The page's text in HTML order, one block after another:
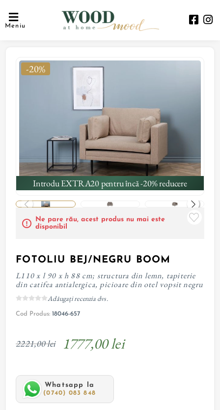
Meniu
-20%
Introdu EXTRA20 pentru încă -20% reducere
Ne pare rău, acest produs nu mai este
disponibil
FOTOLIU BEJ/NEGRU BOOM
L110 x l 90 x h 88 cm; structura din lemn, tapiterie
din catifea antialergica, picioare din otel vopsit negru
Adăugați recenzia dvs.
Cod Produs: 18046-657
2221,00 lei 1777,00 lei
Whatsapp la
(0740) 083 848